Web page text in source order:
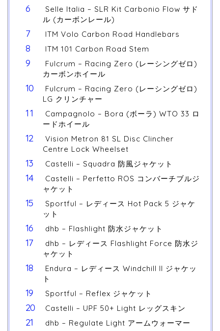
Selle Italia – SLR Kit Carbonio Flow サド
ル (カーボンレール)
ITM Volo Carbon Road Handlebars
ITM 101 Carbon Road Stem
Fulcrum – Racing Zero (レーシングゼロ)
カーボンホイール
Fulcrum – Racing Zero (レーシングゼロ)
LG クリンチャー
Campagnolo – Bora (ボーラ) WTO 33 ロ
ードホイール
Vision Metron 81 SL Disc Clincher
Centre Lock Wheelset
Castelli – Squadra 防風ジャケット
Castelli – Perfetto ROS コンバーチブルジ
ャケット
Sportful – レディース Hot Pack 5 ジャケ
ット
dhb – Flashlight 防水ジャケット
dhb – レディース Flashlight Force 防水ジ
ャケット
Endura – レディース Windchill II ジャケッ
ト
Sportful – Reflex ジャケット
Castelli – UPF 50+ Light レッグスキン
dhb – Regulate Light アームウォーマー